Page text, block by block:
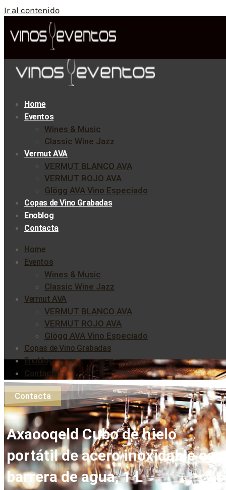
Ir al contenido
Home
Eventos
Wines & Music
Classic Wine Jazz
Vermut AVA
VERMUT BLANCO AVA
VERMUT ROJO AVA
Glögg AVA Vino Especiado
Copas de Vino Grabadas
Enoblog
Contacta
Home
Eventos
Wines & Music
Classic Wine Jazz
Vermut AVA
VERMUT BLANCO AVA
VERMUT ROJO AVA
Glögg AVA Vino Especiado
Copas de Vino Grabadas
Enoblog
Contacta
Contacta
Axaooqeld Cubo de hielo
portátil de acero inoxidable con
barrera de agua, 1 L